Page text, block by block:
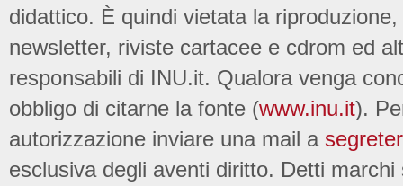
didattico. È quindi vietata la
newsletter, riviste cartacee e cdrom ed
responsabili di INU.it. Qualora venga
obbligo di citarne la fonte (www.inu.it).
autorizzazione inviare una mail a
esclusiva degli aventi diritto. Detti